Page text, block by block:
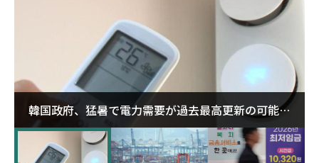
韓国政府、猛暑で電力需要が過去最高更新の可能性
に需給対応体制を点検